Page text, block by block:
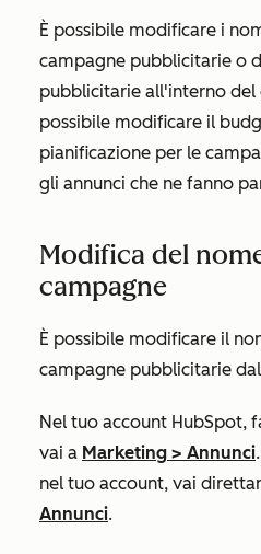
È possibile modificare i
campagne pubblicitarie o
pubblicitarie all'interno del
possibile modificare il
pianificazione per le
gli annunci che ne fanno
Modifica del
campagne
È possibile modificare il
campagne pubblicitarie
Nel tuo account HubSpot,
vai a Marketing > Annunci
nel tuo account, vai
Annunci.